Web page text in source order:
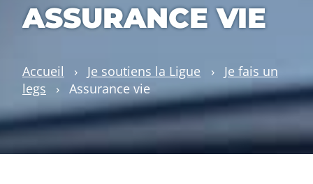
ASSURANCE VIE
Accueil › Je soutiens la Ligue › Je fais un
legs
› Assurance vie